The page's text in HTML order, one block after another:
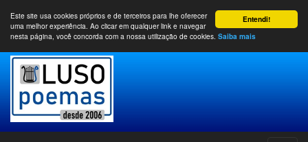
Entendi!
Este site usa cookies próprios e de terceiros para lhe oferecer
uma melhor experiência. Ao clicar em qualquer link e navegar
nesta página, você concorda com a nossa utilização de cookies. Saiba mais